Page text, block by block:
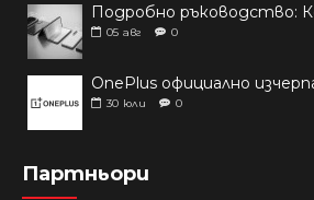
05 авг 0
30 юли 0
Партньори